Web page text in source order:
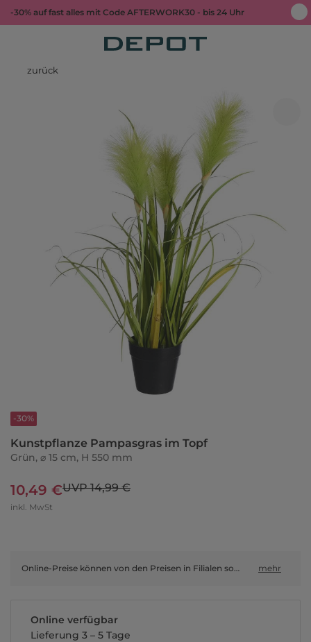
-30% auf fast alles mit Code AFTERWORK30 - bis 24 Uhr
zurück
-30%
Kunstpflanze Pampasgras im Topf
Grün, ⌀ 15 cm, H 550 mm
10,49 €UVP 14,99 €
inkl. MwSt
Online-Preise können von den Preisen in Filialen sowie Shop-in-Shop-Flächen abweichen. mehr
Online verfügbar
Lieferung 3 – 5 Tage